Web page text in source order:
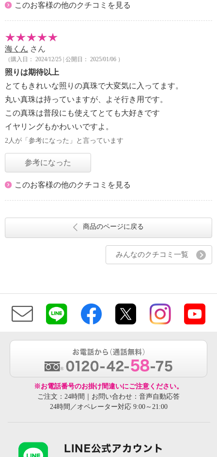
このお客様の他のクチコミを見る
海くん さん
（購入日： 2024/12/25 | 公開日： 2025/01/06 ）
照りは期待以上
とてもきれいな照りの真珠で大変気に入ってます。
丸い真珠は持っていますが、よそ行き用です。
この真珠は普段にも使えてとても大好きです
イヤリングもかわいいですよ。
2人が「参考になった」と言っています
参考になった
このお客様の他のクチコミを見る
商品のページに戻る
みんなのクチコミ一覧
※お電話番号のお掛け間違いにご注意ください。
ご注文：24時間｜お問い合わせ：音声自動応答
24時間／オペレーター対応 9:00～21:00